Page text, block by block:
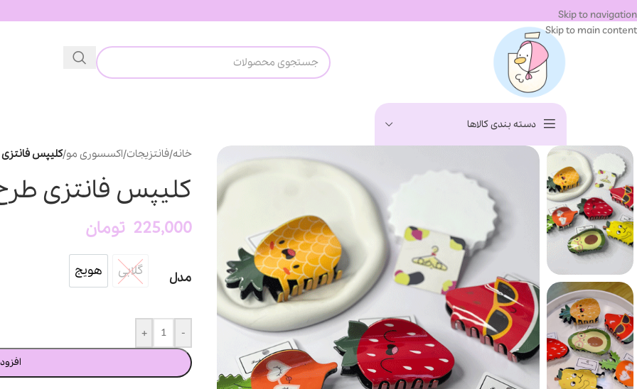
Skip to navigation
Skip to main content
دسته بندی کالاها
خانه/فانتزیجات/اکسسوری مو/کلیپس
کلیپس فانتزی
225,000 تومان
مدل گلابی
گلابی هویج
هویج
-
+